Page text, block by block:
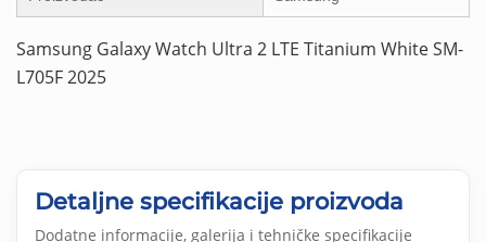
Samsung Galaxy Watch Ultra 2 LTE Titanium White SM-
L705F 2025
Detaljne specifikacije proizvoda
Dodatne informacije, galerija i tehničke specifikacije